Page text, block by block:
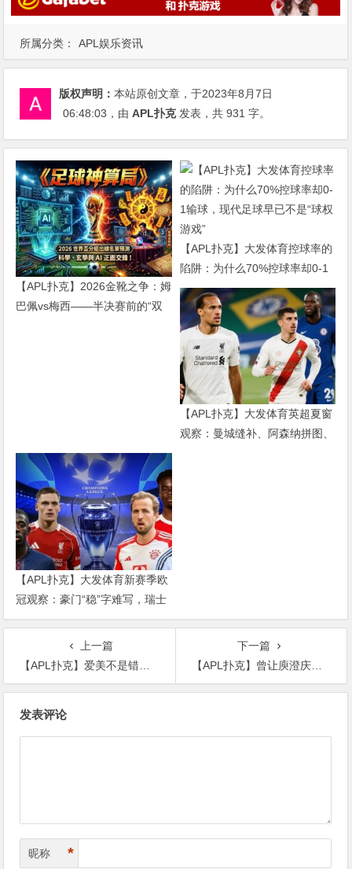
所属分类： APL娱乐资讯
版权声明：本站原创文章，于2023年8月7日
06:48:03 ，由APL扑克发表，共 931 字。
【APL扑克】2026金靴之争：姆
巴佩vs梅西——半决赛前的“双
【APL扑克】大发体育控球率的
陷阱：为什么70%控球率却0-1
输球，现代足球早已不是“球权
游戏”
【APL扑克】大发体育英超夏窗
观察：曼城缝补、阿森纳拼图、
【APL扑克】大发体育新赛季欧
冠观察：豪门“稳”字难写，瑞士
轮赛制让每一场都变成生死
上一篇
【APL扑克】爱美不是错不老男神苏有朋被质疑整容，再不是熟悉的“乖乖虎”
下一篇
【APL扑克】曾让庾澄庆喝伊能静分道扬镳，今50岁无戏可拍沦为18线
发表评论
昵称 *